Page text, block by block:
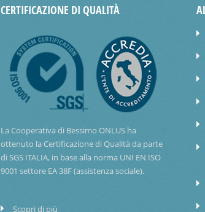
CERTIFICAZIONE DI QUALITÀ
La Cooperativa di Bessimo ONLUS ha
ottenuto la Certificazione di Qualità da parte
di SGS ITALIA, in base alla norma UNI EN ISO
9001 settore EA 38F (assistenza sociale).
Scopri di più